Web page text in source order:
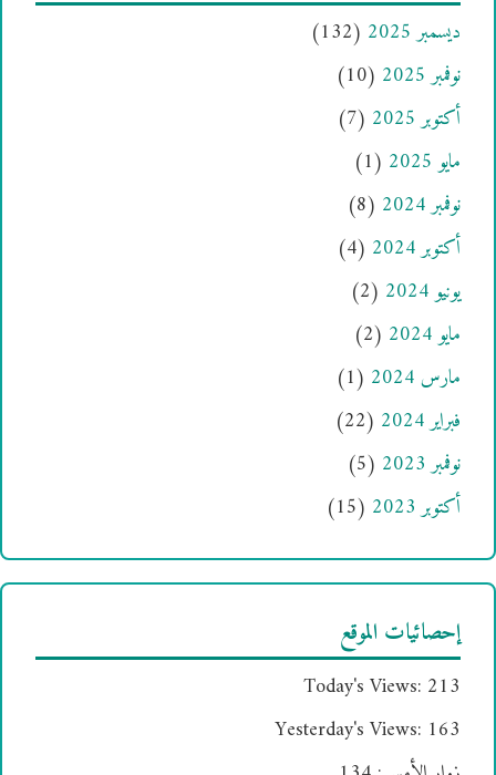
ديسمبر 2025
(132)
نوفمبر 2025
(10)
أكتوبر 2025
(7)
مايو 2025
(1)
نوفمبر 2024
(8)
أكتوبر 2024
(4)
يونيو 2024
(2)
مايو 2024
(2)
مارس 2024
(1)
فبراير 2024
(22)
نوفمبر 2023
(5)
أكتوبر 2023
(15)
إحصائيات الموقع
Today's Views: 213
Yesterday's Views: 163